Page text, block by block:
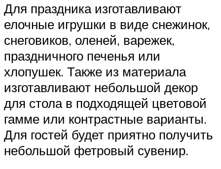
Для праздника изготавливают
елочные игрушки в виде снежинок,
снеговиков, оленей, варежек,
праздничного печенья или
хлопушек. Также из материала
изготавливают небольшой декор
для стола в подходящей цветовой
гамме или контрастные варианты.
Для гостей будет приятно получить
небольшой фетровый сувенир.